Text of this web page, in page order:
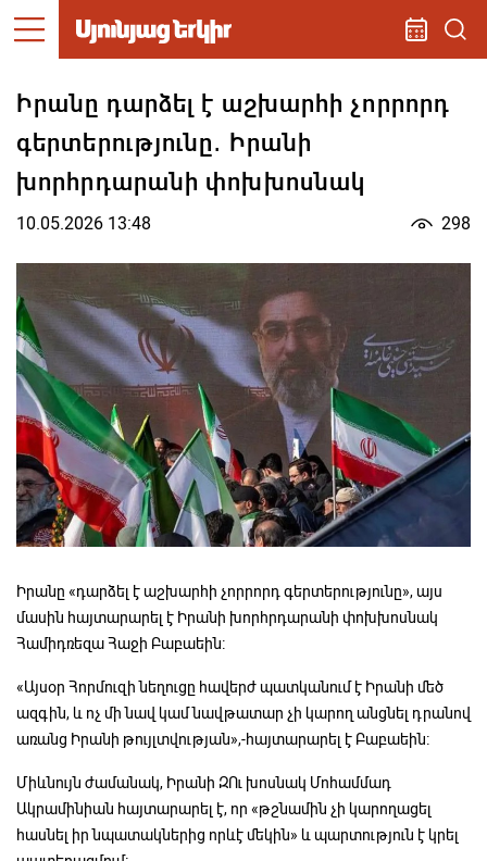
Իրանը դարձել է աշխարհի չորրորդ
գերտերությունը․ Իրանի
խորհրդարանի փոխխոսնակ
10.05.2026 13:48 298
Իրանը «դարձել է աշխարհի չորրորդ գերտերությունը», այս
մասին հայտարարել է Իրանի խորհրդարանի փոխխոսնակ
Համիդռեզա Հաջի Բաբաեին։
«Այսօր Հորմուզի նեղուցը հավերժ պատկանում է Իրանի մեծ
ազգին, և ոչ մի նավ կամ նավթատար չի կարող անցնել դրանով
առանց Իրանի թույլտվության»,-հայտարարել է Բաբաեին։
Միևնույն ժամանակ, Իրանի ԶՈւ խոսնակ Մոհամմադ
Ակրամինիան հայտարարել է, որ «թշնամին չի կարողացել
հասնել իր նպատակներից որևէ մեկին» և պարտություն է կրել